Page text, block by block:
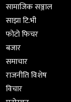
सामाजिक सञ्जाल
साझा टि.भी
फोटो फिचर
बजार
समाचार
राजनीति विशेष
विचार